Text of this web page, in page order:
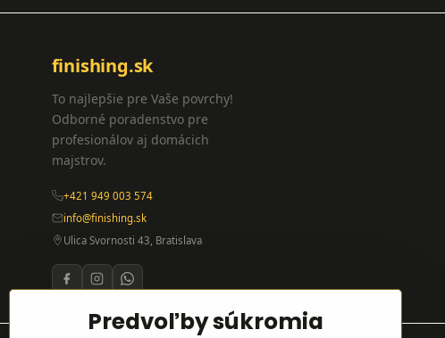
finishing.sk
To najlepšie pre Vaše povrchy!
Odborné poradenstvo pre
profesionálov aj domácich
majstrov.
+421 949 003 574
info@finishing.sk
Ulica Svornosti 43, Bratislava
Predvoľby súkromia